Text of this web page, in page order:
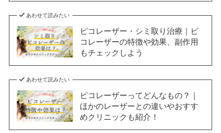
あわせて読みたい
ピコレーザー・シミ取り治療｜ピ
コレーザーの特徴や効果、副作用
もチェックしよう
あわせて読みたい
ピコレーザーってどんなもの？｜
ほかのレーザーとの違いやおすす
めクリニックも紹介！